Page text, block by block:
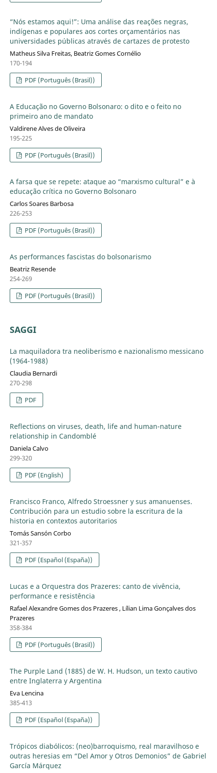
“Nós estamos aqui!”: Uma análise das reações negras,
indígenas e populares aos cortes orçamentários nas
universidades públicas através de cartazes de protesto
Matheus Silva Freitas, Beatriz Gomes Cornélio
170-194
PDF (Português (Brasil))
A Educação no Governo Bolsonaro: o dito e o feito no
primeiro ano de mandato
Valdirene Alves de Oliveira
195-225
PDF (Português (Brasil))
A farsa que se repete: ataque ao “marxismo cultural” e à
educação crítica no Governo Bolsonaro
Carlos Soares Barbosa
226-253
PDF (Português (Brasil))
As performances fascistas do bolsonarismo
Beatriz Resende
254-269
PDF (Português (Brasil))
SAGGI
La maquiladora tra neoliberismo e nazionalismo messicano
(1964-1988)
Claudia Bernardi
270-298
PDF
Reflections on viruses, death, life and human-nature
relationship in Candomblé
Daniela Calvo
299-320
PDF (English)
Francisco Franco, Alfredo Stroessner y sus amanuenses.
Contribución para un estudio sobre la escritura de la
historia en contextos autoritarios
Tomás Sansón Corbo
321-357
PDF (Español (España))
Lucas e a Orquestra dos Prazeres: canto de vivência,
performance e resistência
Rafael Alexandre Gomes dos Prazeres , Lílian Lima Gonçalves dos
Prazeres
358-384
PDF (Português (Brasil))
The Purple Land (1885) de W. H. Hudson, un texto cautivo
entre Inglaterra y Argentina
Eva Lencina
385-413
PDF (Español (España))
Trópicos diabólicos: (neo)barroquismo, real maravilhoso e
outras heresias em “Del Amor y Otros Demonios” de Gabriel
García Márquez